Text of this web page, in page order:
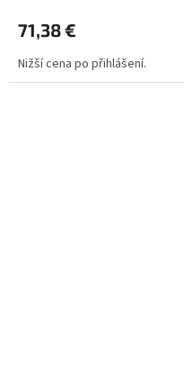
71,38 €
Nižší cena po přihlášení.